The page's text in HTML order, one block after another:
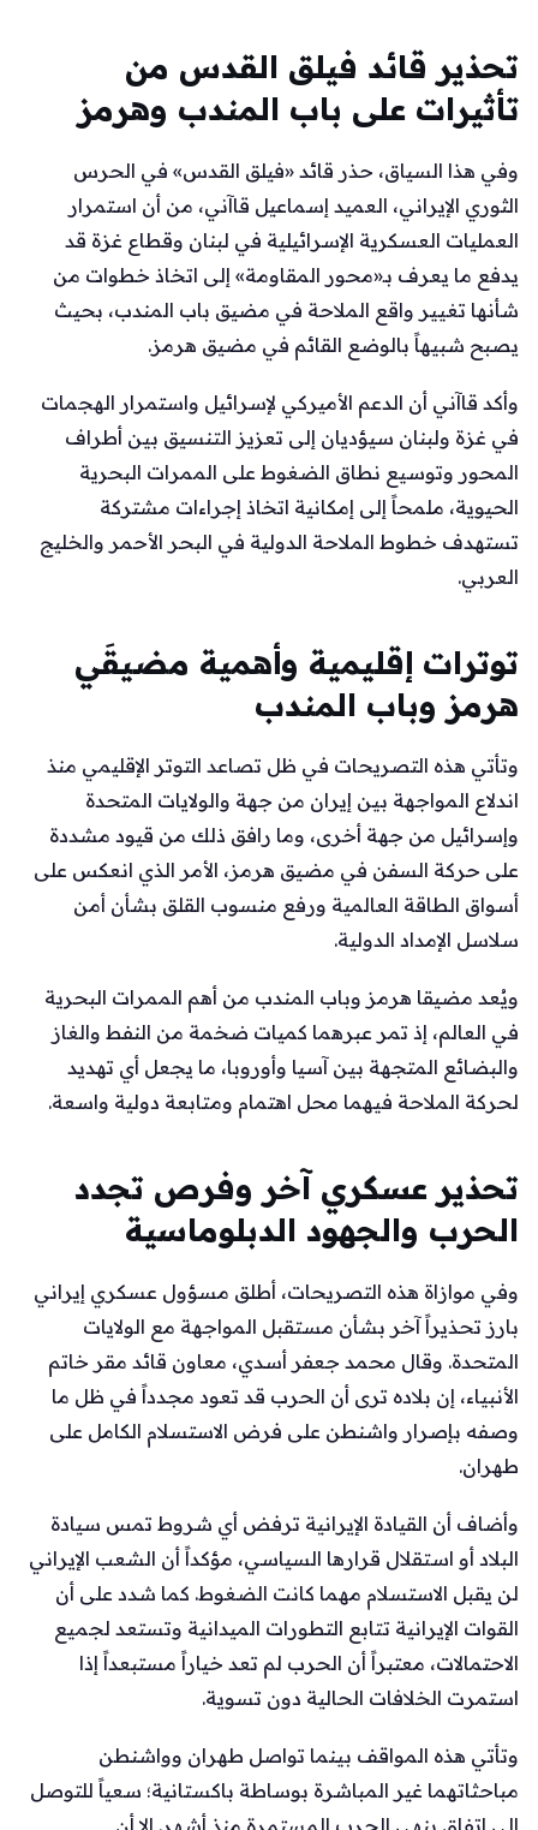
تحذير قائد فيلق القدس من
تأثيرات على باب المندب وهرمز
وفي هذا السياق، حذر قائد «فيلق القدس» في الحرس
الثوري الإيراني، العميد إسماعيل قاآني، من أن استمرار
العمليات العسكرية الإسرائيلية في لبنان وقطاع غزة قد
يدفع ما يعرف بـ«محور المقاومة» إلى اتخاذ خطوات من
شأنها تغيير واقع الملاحة في مضيق باب المندب، بحيث
يصبح شبيهاً بالوضع القائم في مضيق هرمز.
وأكد قاآني أن الدعم الأميركي لإسرائيل واستمرار الهجمات
في غزة ولبنان سيؤديان إلى تعزيز التنسيق بين أطراف
المحور وتوسيع نطاق الضغوط على الممرات البحرية
الحيوية، ملمحاً إلى إمكانية اتخاذ إجراءات مشتركة
تستهدف خطوط الملاحة الدولية في البحر الأحمر والخليج
العربي.
توترات إقليمية وأهمية مضيقَي
هرمز وباب المندب
وتأتي هذه التصريحات في ظل تصاعد التوتر الإقليمي منذ
اندلاع المواجهة بين إيران من جهة والولايات المتحدة
وإسرائيل من جهة أخرى، وما رافق ذلك من قيود مشددة
على حركة السفن في مضيق هرمز، الأمر الذي انعكس على
أسواق الطاقة العالمية ورفع منسوب القلق بشأن أمن
سلاسل الإمداد الدولية.
ويُعد مضيقا هرمز وباب المندب من أهم الممرات البحرية
في العالم، إذ تمر عبرهما كميات ضخمة من النفط والغاز
والبضائع المتجهة بين آسيا وأوروبا، ما يجعل أي تهديد
لحركة الملاحة فيهما محل اهتمام ومتابعة دولية واسعة.
تحذير عسكري آخر وفرص تجدد
الحرب والجهود الدبلوماسية
وفي موازاة هذه التصريحات، أطلق مسؤول عسكري إيراني
بارز تحذيراً آخر بشأن مستقبل المواجهة مع الولايات
المتحدة. وقال محمد جعفر أسدي، معاون قائد مقر خاتم
الأنبياء، إن بلاده ترى أن الحرب قد تعود مجدداً في ظل ما
وصفه بإصرار واشنطن على فرض الاستسلام الكامل على
طهران.
وأضاف أن القيادة الإيرانية ترفض أي شروط تمس سيادة
البلاد أو استقلال قرارها السياسي، مؤكداً أن الشعب الإيراني
لن يقبل الاستسلام مهما كانت الضغوط. كما شدد على أن
القوات الإيرانية تتابع التطورات الميدانية وتستعد لجميع
الاحتمالات، معتبراً أن الحرب لم تعد خياراً مستبعداً إذا
استمرت الخلافات الحالية دون تسوية.
وتأتي هذه المواقف بينما تواصل طهران وواشنطن
مباحثاتهما غير المباشرة بوساطة باكستانية؛ سعياً للتوصل